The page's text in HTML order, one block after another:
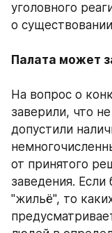
уголовного
о
Палата может
На вопрос о
заверили, что
допустили
от принятого
заведения.
"жильё", то